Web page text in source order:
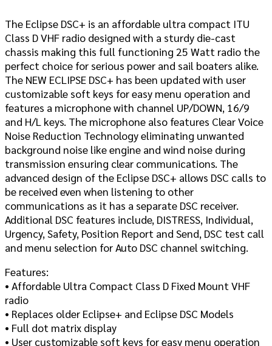
The Eclipse DSC+ is an affordable ultra compact ITU
Class D VHF radio designed with a sturdy die-cast
chassis making this full functioning 25 Watt radio the
perfect choice for serious power and sail boaters alike.
The NEW ECLIPSE DSC+ has been updated with user
customizable soft keys for easy menu operation and
features a microphone with channel UP/DOWN, 16/9
and H/L keys. The microphone also features Clear Voice
Noise Reduction Technology eliminating unwanted
background noise like engine and wind noise during
transmission ensuring clear communications. The
advanced design of the Eclipse DSC+ allows DSC calls to
be received even when listening to other
communications as it has a separate DSC receiver.
Additional DSC features include, DISTRESS, Individual,
Urgency, Safety, Position Report and Send, DSC test call
and menu selection for Auto DSC channel switching.
Features:
• Affordable Ultra Compact Class D Fixed Mount VHF
radio
• Replaces older Eclipse+ and Eclipse DSC Models
• Full dot matrix display
• User customizable soft keys for easy menu operation